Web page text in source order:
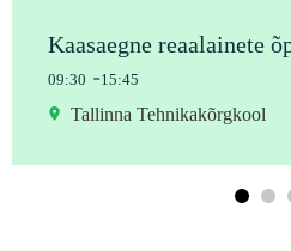
Kaasaegne reaalainete
09:30 -15:45
Tallinna Tehnikakõrgkool